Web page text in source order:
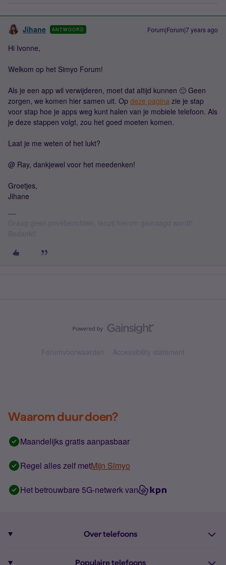
Jihane ANTWOORD Forum|Forum|7 years ago
Hi Ivonne,
Welkom op het Simyo Forum!
Als je een app wil verwijderen, moet dat altijd kunnen 🙂 Geen
zorgen, we komen hier samen uit. Op deze pagina zie je stap
voor stap hoe je apps weg kunt halen van je mobiele telefoon. Als
je deze stappen volgt, zou het goed moeten komen.
Laat je me weten of het lukt?
@ Ray, dankjewel voor het meedenken!
Groetjes,
Jihane
Forumvoorwaarden Accessibility statement
Waarom duur doen?
Maandelijks gratis aanpasbaar
Regel alles zelf metMijn Simyo
Het betrouwbare 5G-netwerk van
Over telefoons
Populaire telefoons